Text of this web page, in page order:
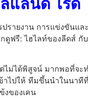
รายงาน การแข่งขันแล
ดูฟรี: ไฮไลท์ของลีดส์
ม่ได้พิสูจน์ มากพอที่จะ
าไปให้ ทีมขึ้นนําในนาที
งของเคน